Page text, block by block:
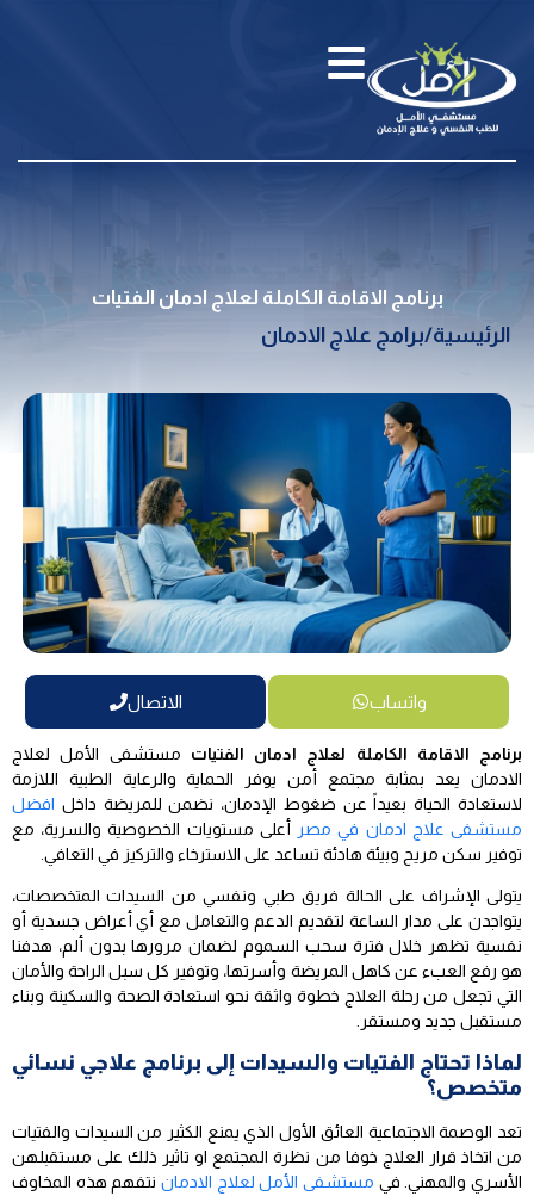
برنامج الاقامة الكاملة لعلاج ادمان الفتيات
الرئيسية/برامج علاج الادمان
واتساب الاتصال
برنامج الاقامة الكاملة لعلاج ادمان الفتيات مستشفى الأمل لعلاج
الادمان يعد بمثابة مجتمع أمن يوفر الحماية والرعاية الطبية اللازمة
لاستعادة الحياة بعيداً عن ضغوط الإدمان، نضمن للمريضة داخل افضل
مستشفى علاج ادمان في مصر أعلى مستويات الخصوصية والسرية، مع
توفير سكن مريح وبيئة هادئة تساعد على الاسترخاء والتركيز في التعافي.
يتولى الإشراف على الحالة فريق طبي ونفسي من السيدات المتخصصات،
يتواجدن على مدار الساعة لتقديم الدعم والتعامل مع أي أعراض جسدية أو
نفسية تظهر خلال فترة سحب السموم لضمان مرورها بدون ألم، هدفنا
هو رفع العبء عن كاهل المريضة وأسرتها، وتوفير كل سبل الراحة والأمان
التي تجعل من رحلة العلاج خطوة واثقة نحو استعادة الصحة والسكينة وبناء
مستقبل جديد ومستقر.
لماذا تحتاج الفتيات والسيدات إلى برنامج علاجي نسائي
متخصص؟
تعد الوصمة الاجتماعية العائق الأول الذي يمنع الكثير من السيدات والفتيات
من اتخاذ قرار العلاج خوفا من نظرة المجتمع او تاثير ذلك على مستقبلهن
الأسري والمهني. في مستشفى الأمل لعلاج الادمان نتفهم هذه المخاوف